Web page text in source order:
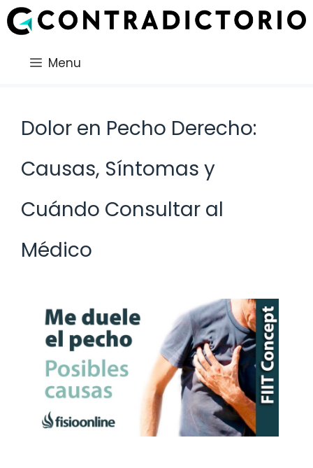
Saltar
al
Menu
Dolor en Pecho Derecho:
Causas, Síntomas y
Cuándo Consultar al
Médico